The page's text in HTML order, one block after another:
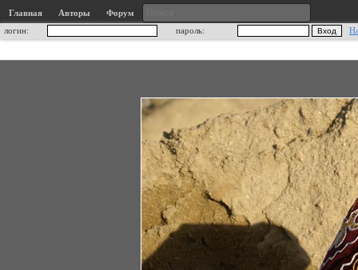
Главная Авторы
Форум
логин:
пароль: